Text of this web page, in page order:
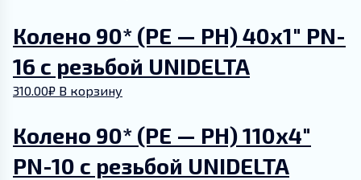
Колено 90* (PE — РН) 40х1″ PN-
16 с резьбой UNIDELTA
310.00₽ В корзину
Колено 90* (PE — РН) 110х4″
PN-10 с резьбой UNIDELTA